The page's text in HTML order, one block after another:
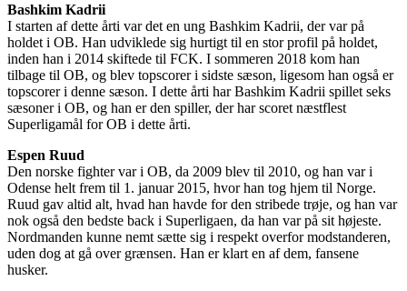
Bashkim Kadrii
I starten af dette årti var det en ung Bashkim Kadrii, der var på
holdet i OB. Han udviklede sig hurtigt til en stor profil på holdet,
inden han i 2014 skiftede til FCK. I sommeren 2018 kom han
tilbage til OB, og blev topscorer i sidste sæson, ligesom han også er
topscorer i denne sæson. I dette årti har Bashkim Kadrii spillet seks
sæsoner i OB, og han er den spiller, der har scoret næstflest
Superligamål for OB i dette årti.
Espen Ruud
Den norske fighter var i OB, da 2009 blev til 2010, og han var i
Odense helt frem til 1. januar 2015, hvor han tog hjem til Norge.
Ruud gav altid alt, hvad han havde for den stribede trøje, og han var
nok også den bedste back i Superligaen, da han var på sit højeste.
Nordmanden kunne nemt sætte sig i respekt overfor modstanderen,
uden dog at gå over grænsen. Han er klart en af dem, fansene
husker.